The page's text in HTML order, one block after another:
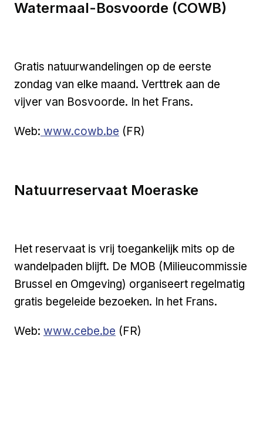
Watermaal-Bosvoorde (COWB)
Gratis natuurwandelingen op de eerste
zondag van elke maand. Verttrek aan de
vijver van Bosvoorde. In het Frans.
Web: Externe link
www.cowb.be (FR)
Natuurreservaat Moeraske
Het reservaat is vrij toegankelijk mits op de
wandelpaden blijft. De MOB (Milieucommissie
Brussel en Omgeving) organiseert regelmatig
gratis begeleide bezoeken. In het Frans.
Web: Externe link
www.cebe.be (FR)